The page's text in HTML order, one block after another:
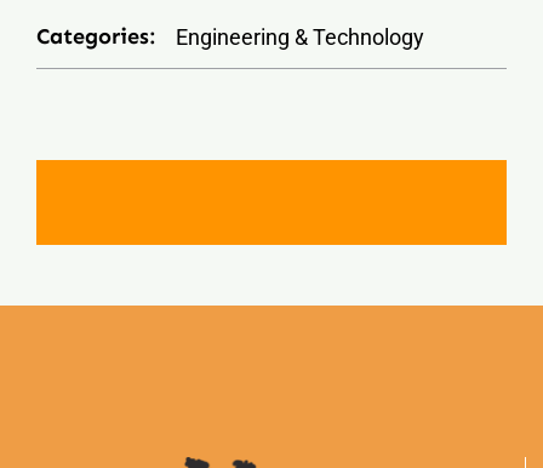
Categories: Engineering & Technology